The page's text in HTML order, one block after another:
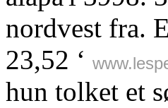
nordvest fra.
23,52 ‘
hun tolket et